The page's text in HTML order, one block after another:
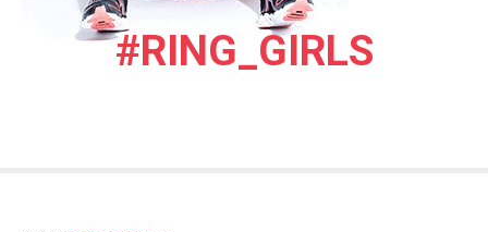
#RING_GIRLS